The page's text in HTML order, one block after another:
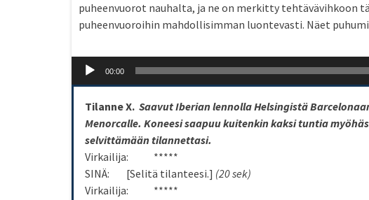
puheenvuorot nauhalta, ja ne on merkitty tehtävävihkoon
puheenvuoroihin mahdollisimman luontevasti. Näet
Audio
Player
00:00
Tilanne X. Saavut Iberian lennolla Helsingistä
Menorcalle. Koneesi saapuu kuitenkin kaksi tuntia
selvittämään tilannettasi.
Virkailija: *****
SINÄ: [Selitä tilanteesi.] (20 sek)
Virkailija: *****